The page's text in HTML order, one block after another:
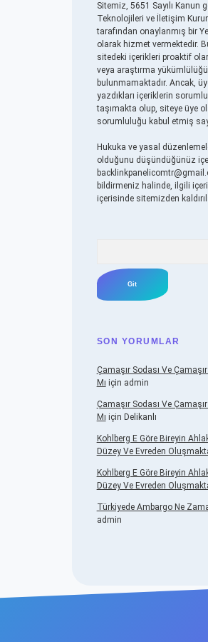
Sitemiz, 5651 Sayılı Kanun
Teknolojileri ve İletişim
tarafından onaylanmış bir
olarak hizmet vermektedir.
sitedeki içerikleri proaktif
veya araştırma
bulunmamaktadır. Ancak,
yazdıkları içeriklerin
taşımakta olup, siteye üye
sorumluluğu kabul etmiş
Hukuka ve yasal
olduğunu düşündüğünüz
bildirmeniz halinde, ilgili
içerisinde sitemizden
SON YORUMLAR
Çamaşır Sodası Ve Çamaşır
Mı için admin
Çamaşır Sodası Ve Çamaşır
Mı için Delikanlı
Kohlberg E Göre Bireyin
Düzey Ve Evreden
Kohlberg E Göre Bireyin
Düzey Ve Evreden
Türkiyede Ambargo Ne
admin